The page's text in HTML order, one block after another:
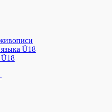
Ü18
Ü18
участие в